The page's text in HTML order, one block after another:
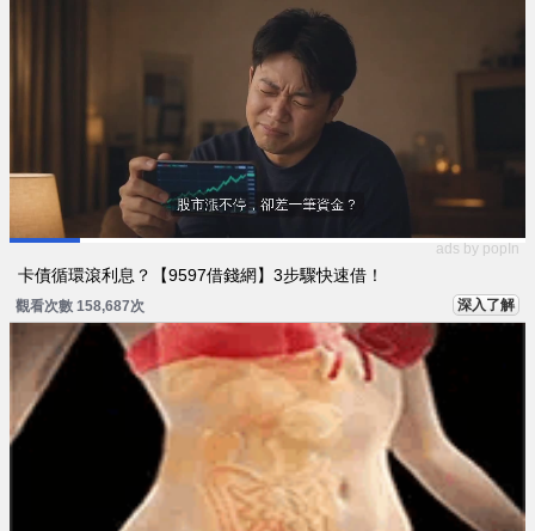
ads by popIn
卡債循環滾利息？【9597借錢網】3步驟快速借！
觀看次數 158,687次 深入了解